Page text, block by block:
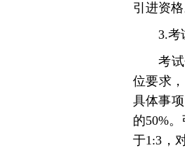
引进资格
3.考
考
位要求
具体事
的50%
于1:3，